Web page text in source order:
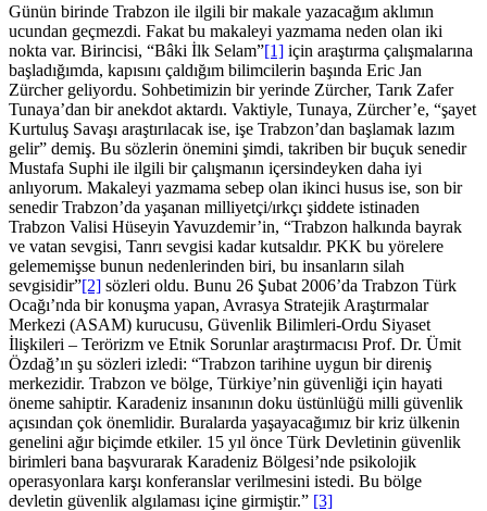
Günün birinde Trabzon ile ilgili bir makale yazacağım aklımın
ucundan geçmezdi. Fakat bu makaleyi yazmama neden olan iki
nokta var. Birincisi, “Bâki İlk Selam”[1] için araştırma çalışmalarına
başladığımda, kapısını çaldığım bilimcilerin başında Eric Jan
Zürcher geliyordu. Sohbetimizin bir yerinde Zürcher, Tarık Zafer
Tunaya’dan bir anekdot aktardı. Vaktiyle, Tunaya, Zürcher’e, “şayet
Kurtuluş Savaşı araştırılacak ise, işe Trabzon’dan başlamak lazım
gelir” demiş. Bu sözlerin önemini şimdi, takriben bir buçuk senedir
Mustafa Suphi ile ilgili bir çalışmanın içersindeyken daha iyi
anlıyorum. Makaleyi yazmama sebep olan ikinci husus ise, son bir
senedir Trabzon’da yaşanan milliyetçi/ırkçı şiddete istinaden
Trabzon Valisi Hüseyin Yavuzdemir’in, “Trabzon halkında bayrak
ve vatan sevgisi, Tanrı sevgisi kadar kutsaldır. PKK bu yörelere
gelememişse bunun nedenlerinden biri, bu insanların silah
sevgisidir”[2] sözleri oldu. Bunu 26 Şubat 2006’da Trabzon Türk
Ocağı’nda bir konuşma yapan, Avrasya Stratejik Araştırmalar
Merkezi (ASAM) kurucusu, Güvenlik Bilimleri-Ordu Siyaset
İlişkileri – Terörizm ve Etnik Sorunlar araştırmacısı Prof. Dr. Ümit
Özdağ’ın şu sözleri izledi: “Trabzon tarihine uygun bir direniş
merkezidir. Trabzon ve bölge, Türkiye’nin güvenliği için hayati
öneme sahiptir. Karadeniz insanının doku üstünlüğü milli güvenlik
açısından çok önemlidir. Buralarda yaşayacağımız bir kriz ülkenin
genelini ağır biçimde etkiler. 15 yıl önce Türk Devletinin güvenlik
birimleri bana başvurarak Karadeniz Bölgesi’nde psikolojik
operasyonlara karşı konferanslar verilmesini istedi. Bu bölge
devletin güvenlik algılaması içine girmiştir.” [3]